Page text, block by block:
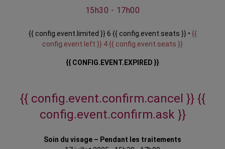
15h30 - 17h00
{{ config.event.limited }} 6 {{ config.event.seats }} • {{
config.event.left }} 4 {{ config.event.seats }}
{{ CONFIG.EVENT.EXPIRED }}
{{ config.event.confirm.cancel }} {{
config.event.confirm.ask }}
Soin du visage – Pendant les traitements